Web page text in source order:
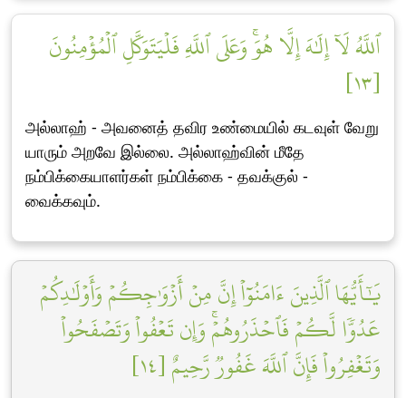
ٱللَّهُ لَآ إِلَٰهَ إِلَّا هُوَۚ وَعَلَى ٱللَّهِ فَلۡيَتَوَكَّلِ ٱلۡمُؤۡمِنُونَ
[١٣]
அல்லாஹ் - அவனைத் தவிர உண்மையில் கடவுள் வேறு
யாரும் அறவே இல்லை. அல்லாஹ்வின் மீதே
நம்பிக்கையாளர்கள் நம்பிக்கை - தவக்குல் -
வைக்கவும்.
يَٰٓأَيُّهَا ٱلَّذِينَ ءَامَنُوٓاْ إِنَّ مِنۡ أَزۡوَٰجِكُمۡ وَأَوۡلَٰدِكُمۡ
عَدُوّٗا لَّكُمۡ فَٱحۡذَرُوهُمۡۚ وَإِن تَعۡفُواْ وَتَصۡفَحُواْ
وَتَغۡفِرُواْ فَإِنَّ ٱللَّهَ غَفُورٞ رَّحِيمٌ [١٤]